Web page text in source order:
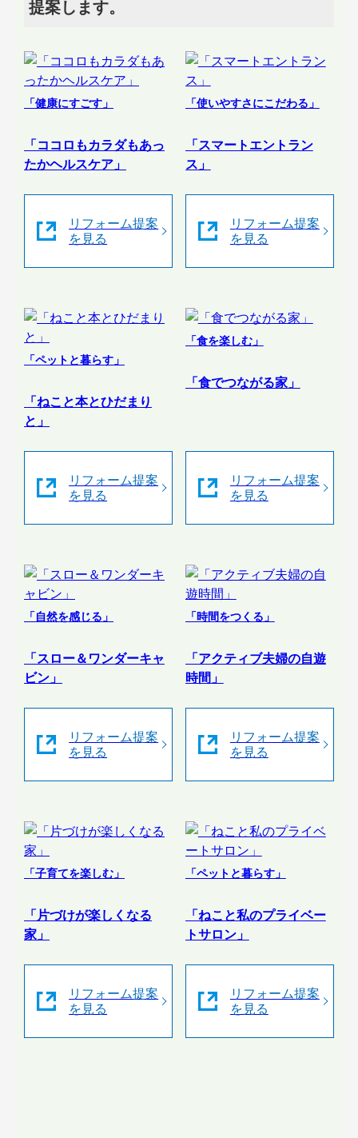
提案します。
「健康にすごす」
「ココロもカラダもあっ
たかヘルスケア」
リフォーム提案
を見る
「使いやすさにこだわる」
「スマートエントラン
ス」
リフォーム提案
を見る
「ペットと暮らす」
「ねこと本とひだまり
と」
リフォーム提案
を見る
「食を楽しむ」
「食でつながる家」
リフォーム提案
を見る
「自然を感じる」
「スロー＆ワンダーキャ
ビン」
リフォーム提案
を見る
「時間をつくる」
「アクティブ夫婦の自遊
時間」
リフォーム提案
を見る
「子育てを楽しむ」
「片づけが楽しくなる
家」
リフォーム提案
を見る
「ペットと暮らす」
「ねこと私のプライベー
トサロン」
リフォーム提案
を見る